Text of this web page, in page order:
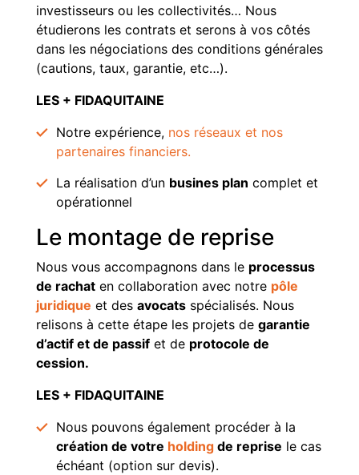
investisseurs ou les collectivités… Nous
étudierons les contrats et serons à vos côtés
dans les négociations des conditions générales
(cautions, taux, garantie, etc…).
LES + FIDAQUITAINE
Notre expérience, nos réseaux et nos
partenaires financiers.
La réalisation d’un busines plan complet et
opérationnel
Le montage de reprise
Nous vous accompagnons dans le processus
de rachat en collaboration avec notre pôle
juridique et des avocats spécialisés. Nous
relisons à cette étape les projets de garantie
d’actif et de passif et de protocole de
cession.
LES + FIDAQUITAINE
Nous pouvons également procéder à la
création de votre holding de reprise le cas
échéant (option sur devis).